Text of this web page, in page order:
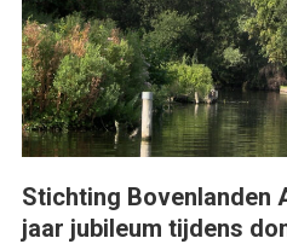
Stichting Bovenlanden
jaar jubileum tijdens